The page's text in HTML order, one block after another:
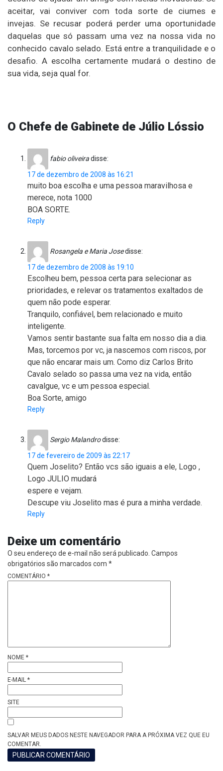
aceitar, vai conviver com toda sorte de ciumes e
invejas. Se recusar poderá perder uma oportunidade
daquelas que só passam uma vez na nossa vida no
conhecido cavalo selado. Está entre a tranquilidade e o
desafio. A escolha certamente mudará o destino de
sua vida, seja qual for.
O Chefe de Gabinete de Júlio Lóssio
fabio oliveiradisse:
17 de dezembro de 2008 às 16:21
muito boa escolha e uma pessoa maravilhosa e
merece, nota 1000
BOA SORTE.
Reply
Rosangela e Maria Josedisse:
17 de dezembro de 2008 às 19:10
Escolheu bem, pessoa certa para selecionar as
prioridades, e relevar os tratamentos exaltados de
quem não pode esperar.
Tranquilo, confiável, bem relacionado e muito
inteligente.
Vamos sentir bastante sua falta em nosso dia a dia.
Mas, torcemos por vc, ja nascemos com riscos, por
que não encarar mais um. Como diz Carlos Brito
Cavalo selado so passa uma vez na vida, então
cavalgue, vc e um pessoa especial.
Boa Sorte, amigo
Reply
Sergio Malandrodisse:
17 de fevereiro de 2009 às 22:17
Quem Joselito? Então vcs são iguais a ele, Logo ,
Logo JULIO mudará
espere e vejam.
Descupe viu Joselito mas é pura a minha verdade.
Reply
Deixe um comentário
O seu endereço de e-mail não será publicado. Campos
obrigatórios são marcados com *
COMENTÁRIO *
NOME *
E-MAIL *
SITE
SALVAR MEUS DADOS NESTE NAVEGADOR PARA A PRÓXIMA VEZ QUE EU
COMENTAR.